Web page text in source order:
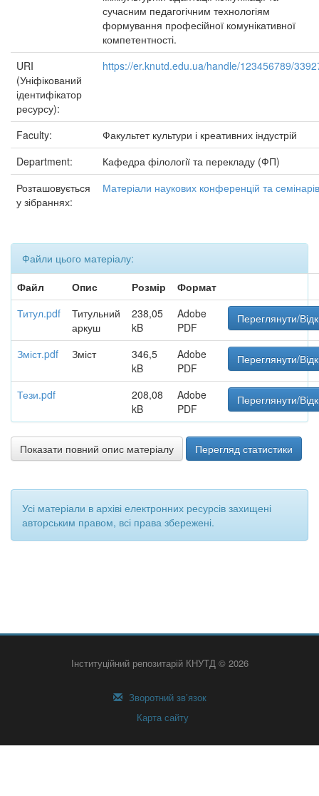
сучасним педагогічним технологіям
формування професійної комунікативної
компетентності.
URI
(Уніфікований
ідентифікатор
ресурсу):
https://er.knutd.edu.ua/handle/123456789/
Faculty:
Факультет культури і креативних індустрій
Department:
Кафедра філології та перекладу (ФП)
Розташовується
у зібраннях:
Матеріали наукових конференцій та семінарів
Файли цього матеріалу:
Файл
Опис Розмір
Формат
Титул.pdf
Титульний
аркуш
238,05
kB
Adobe
PDF
Переглянути/
Зміст.pdf Зміст
346,5
kB
Adobe
PDF
Переглянути/
Тези.pdf
208,08
kB
Adobe
PDF
Переглянути/
Показати повний опис матеріалу Перегляд статистики
Усі матеріали в архіві електронних ресурсів захищені
авторським правом, всі права збережені.
Інституційний репозитарій КНУТД © 2026
Зворотний зв’язок
Карта сайту